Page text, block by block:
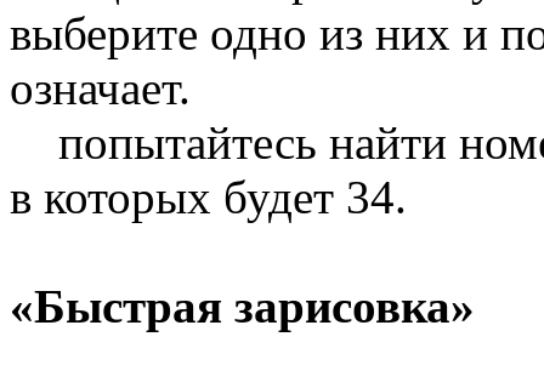
выберите одно из них и
означает.
попытайтесь найти
в которых будет 34.
«Быстрая зарисовка»